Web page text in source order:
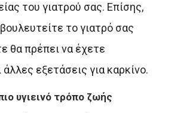
του γιατρού σας. Επίσης,
το γιατρό σας
θα πρέπει να έχετε
εξετάσεις για καρκίνο.
υγιεινό τρόπο ζωής